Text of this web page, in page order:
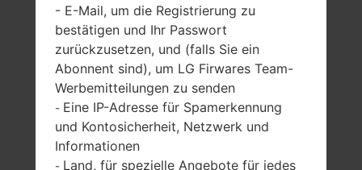
194 gramm (6.84
unzen)
nicht entfernbar
Li-Po 4000 mAh
- E-Mail, um die Registrierung zu
bestätigen und Ihr Passwort
zurückzusetzen, und (falls Sie ein
Abonnent sind), um LG Firwares Team-
Werbemitteilungen zu senden
- Eine IP-Adresse für Spamerkennung
und Kontosicherheit, Netzwerk und
Informationen
- Land, für spezielle Angebote für jedes